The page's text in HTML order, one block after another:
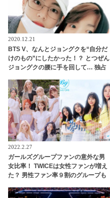
2020.12.21
BTS V、なんとジョングクを“自分だ
けのもの”にしたかった！？ とつぜん
ジョングクの腰に手を回して… 独占
マート＆甘すぎるとファンメロメロ
2022.2.27
ガールズグループファンの意外な男
女比率！ TWICEは女性ファンが増え
た？ 男性ファン率９割のグループも